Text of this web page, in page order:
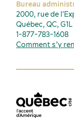
Bureau
2000, rue de
Québec, QC,
1-877-783-1608
Comment s’y